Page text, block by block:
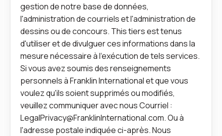
gestion de notre base de données,
l'administration de courriels et l'administration de
dessins ou de concours. This tiers est tenus
d'utiliser et de divulguer ces informations dans la
mesure nécessaire à l'exécution de tels services.
Si vous avez soumis des renseignements
personnels à Franklin International et que vous
voulez qu'ils soient supprimés ou modifiés,
veuillez communiquer avec nousCourriel :
LegalPrivacy@FranklinInternational.com. Ou à
l'adresse postale indiquée ci‑après. Nous